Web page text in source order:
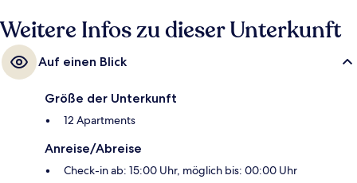
Weitere Infos zu dieser Unterkunft
Auf einen Blick
Größe der Unterkunft
12 Apartments
Anreise/Abreise
Check-in ab: 15:00 Uhr, möglich bis: 00:00 Uhr